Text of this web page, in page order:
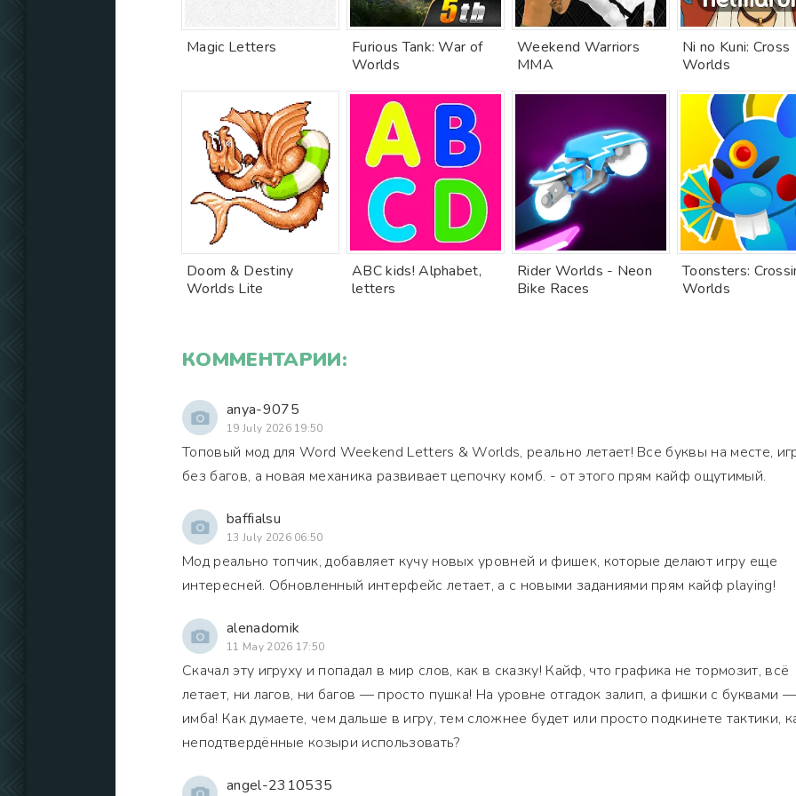
Magic Letters
Furious Tank: War of
Worlds
Weekend Warriors
MMA
Ni no Kuni: Cross
Worlds
Doom & Destiny
Worlds Lite
ABC kids! Alphabet,
letters
Rider Worlds - Neon
Bike Races
Toonsters:
Worlds
КОММЕНТАРИИ:
anya-9075
19 July 2026 19:50
Топовый мод для Word Weekend Letters & Worlds, реально летает! Все буквы на месте,
без багов, а новая механика развивает цепочку комб. - от этого прям кайф ощутимый.
baffialsu
13 July 2026 06:50
Мод реально топчик, добавляет кучу новых уровней и фишек, которые делают игру еще
интересней. Обновленный интерфейс летает, а с новыми заданиями прям кайф playing!
alenadomik
11 May 2026 17:50
Скачал эту игруху и попадал в мир слов, как в сказку! Кайф, что графика не тормозит, всё
летает, ни лагов, ни багов — просто пушка! На уровне отгадок залип, а фишки с буквами —
имба! Как думаете, чем дальше в игру, тем сложнее будет или просто подкинете тактики,
неподтвердённые козыри использовать?
angel-2310535